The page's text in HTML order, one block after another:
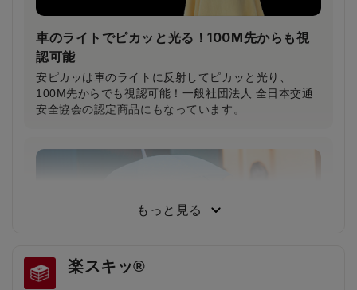
車のライトでピカッと光る！100M先からも視
認可能
安ピカッは車のライトに反射してピカッと光り、
100M先からでも視認可能！一般社団法人 全日本交通
安全協会の認定商品にもなっています。
もっと見る
楽スキッ®